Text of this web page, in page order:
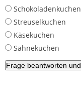
Schokoladenkuchen
Streuselkuchen
Käsekuchen
Sahnekuchen